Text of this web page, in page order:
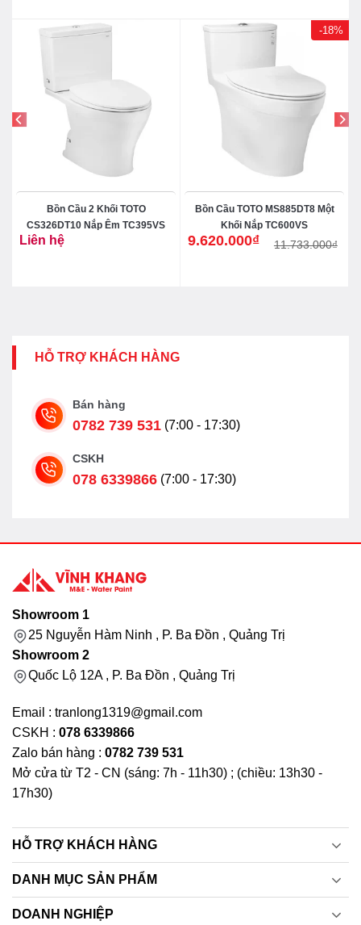
Bồn Cầu 2 Khối TOTO
CS326DT10 Nắp Êm TC395VS
Liên hệ
-18%
Bồn Cầu TOTO MS885DT8 Một
Khối Nắp TC600VS
11.733.000₫
Giá
9.620.000₫
Giá
HỖ TRỢ KHÁCH HÀNG
Bán hàng
0782 739 531 (7:00 - 17:30)
CSKH
078 6339866 (7:00 - 17:30)
Showroom 1
25 Nguyễn Hàm Ninh , P. Ba Đồn , Quảng Trị
Showroom 2
Quốc Lộ 12A , P. Ba Đồn , Quảng Trị
Email : tranlong1319@gmail.com
CSKH : 078 6339866
Zalo bán hàng : 0782 739 531
Mở cửa từ T2 - CN (sáng: 7h - 11h30) ; (chiều: 13h30 -
17h30)
HỖ TRỢ KHÁCH HÀNG
DANH MỤC SẢN PHẨM
DOANH NGHIỆP